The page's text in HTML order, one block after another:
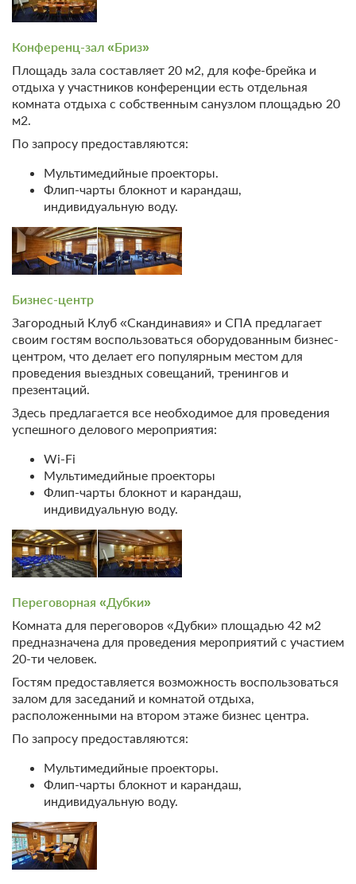
30м2
Одна двуспальная кровать
Ванная комната в номере
2 гостя
стол"
Бесплатная отмена до 20 августа 2026 23:59; При отмене
после 21 августа 2026 00:00 оплата не возвращается
Требуется внесение предоплаты в течение 2 часов.
Сумма предоплаты составляет -1 руб.
Недостаточно мест
10 фото
Дачный Джуниор Сюит №5, 6
Телевизор
Wi-Fi
Ванная комната в номере
2 гостя
Моментальное подтверждение
В стоимость входит:
Тариф Стандартный 2026, Включен завтрак "шведский
Бесплатная отмена до 20 августа 2026 23:59; При отмене
после 21 августа 2026 00:00 оплата не возвращается
Требуется внесение предоплаты в течение 2 часов.
Сумма предоплаты составляет -1 руб.
Недостаточно мест
Сменить кол-во гостей
Конференц-зал «Бриз»
Площадь зала составляет 20 м2, для кофе-брейка и
отдыха у участников конференции есть отдельная
комната отдыха с собственным санузлом площадью 20
м2.
По запросу предоставляются:
Мультимедийные проекторы.
Флип-чарты блокнот и карандаш,
индивидуальную воду.
Бизнес-центр
Загородный Клуб «Скандинавия» и СПА предлагает
своим гостям воспользоваться оборудованным бизнес-
центром, что делает его популярным местом для
проведения выездных совещаний, тренингов и
презентаций.
Здесь предлагается все необходимое для проведения
успешного делового мероприятия:
Wi-Fi
Мультимедийные проекторы
Флип-чарты блокнот и карандаш,
индивидуальную воду.
Переговорная «Дубки»
Комната для переговоров «Дубки» площадью 42 м2
предназначена для проведения мероприятий с участием
20-ти человек.
Гостям предоставляется возможность воспользоваться
залом для заседаний и комнатой отдыха,
расположенными на втором этаже бизнес центра.
По запросу предоставляются:
Мультимедийные проекторы.
Флип-чарты блокнот и карандаш,
индивидуальную воду.